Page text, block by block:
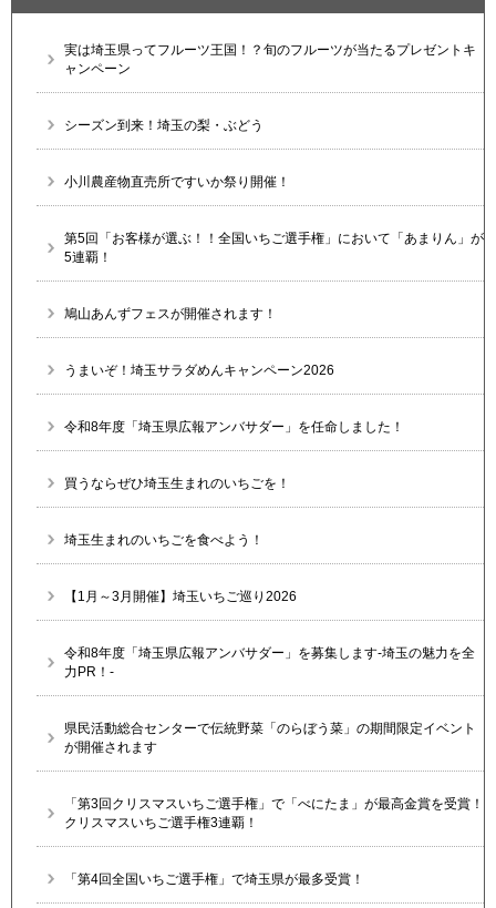
実は埼玉県ってフルーツ王国！？旬のフルーツが当たるプレゼントキ
ャンペーン
シーズン到来！埼玉の梨・ぶどう
小川農産物直売所ですいか祭り開催！
第5回「お客様が選ぶ！！全国いちご選手権」において「あまりん」が
5連覇！
鳩山あんずフェスが開催されます！
うまいぞ！埼玉サラダめんキャンペーン2026
令和8年度「埼玉県広報アンバサダー」を任命しました！
買うならぜひ埼玉生まれのいちごを！
埼玉生まれのいちごを食べよう！
【1月～3月開催】埼玉いちご巡り2026
令和8年度「埼玉県広報アンバサダー」を募集します-埼玉の魅力を全
力PR！-
県民活動総合センターで伝統野菜「のらぼう菜」の期間限定イベント
が開催されます
「第3回クリスマスいちご選手権」で「べにたま」が最高金賞を受賞！
クリスマスいちご選手権3連覇！
「第4回全国いちご選手権」で埼玉県が最多受賞！